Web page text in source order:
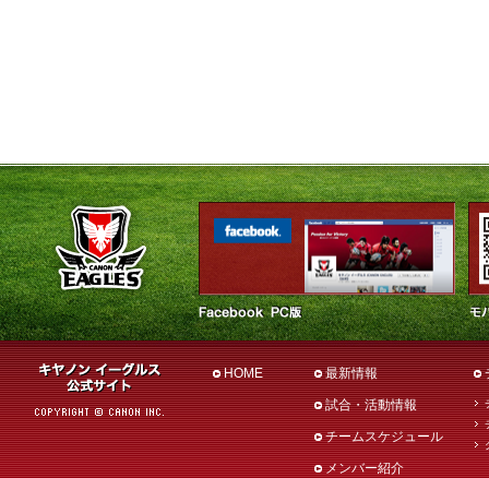
HOME 最新情報
試合・活動情報
チームスケジュール
メンバー紹介